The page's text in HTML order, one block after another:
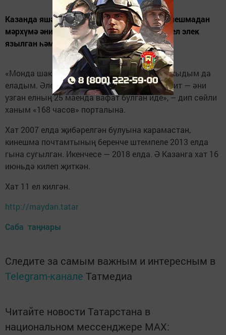
Казанда яшәүче Наталья Кашфразыева Кинешмадан
мәрхүмә әнисеннән хат алган. Әлеге хат 11 ел элек
язылган һәм җибәрелгән булган.
«Монда шаккаттым дип әйтү генә җитми. Укыдым да
еладым. Әле яралар да төзәлеп җитмәгән бит — әни
узган елның 25 маенда вафат булган иде», – дип сөйли
ханым «168 часов» порталына.
Хат 2007 елда җибәрелгән булуына карамастан,
кинешма почтамтының беренче штемпеле 2013 елда
гына сугылган. Икенчесе — 2018 елда. Ә Казанга хат 16
июньдә килеп җиткән.
Хат 11 ел килгән.
http://maydan.tatar
Саба таңнары
Следите за самым важным и интересным в
Telegram-канале Татмедиа
Читайте новости Татарстана в
национальном мессенджере MАХ: